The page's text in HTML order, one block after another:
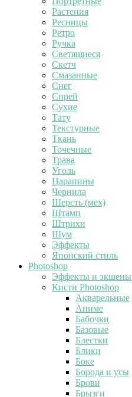
Растения
Ресницы
Ретро
Ручка
Светящиеся
Скетч
Смазанные
Снег
Спрей
Сухие
Тату
Текстурные
Ткань
Точечные
Трава
Уголь
Царапины
Чернила
Шерсть (мех)
Штамп
Штрихи
Шум
Эффекты
Японский стиль
Photoshop
Эффекты и экшены
Кисти Photoshop
Акварельные
Аниме
Бабочки
Базовые
Блестки
Блики
Боке
Борода и усы
Брови
Брызги